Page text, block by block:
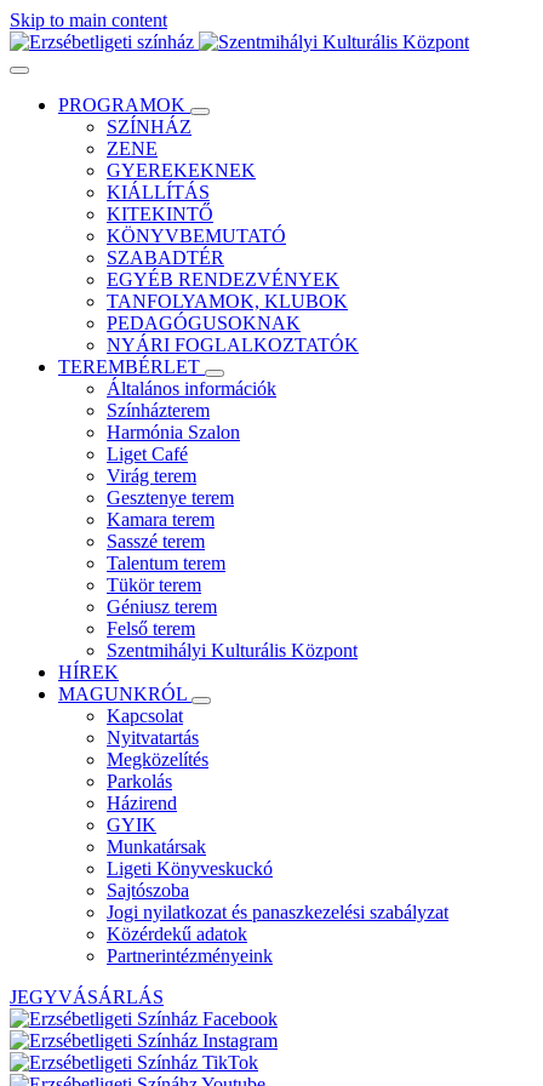
Skip to main content
PROGRAMOK
SZÍNHÁZ
ZENE
GYEREKEKNEK
KIÁLLÍTÁS
KITEKINTŐ
KÖNYVBEMUTATÓ
SZABADTÉR
EGYÉB RENDEZVÉNYEK
TANFOLYAMOK, KLUBOK
PEDAGÓGUSOKNAK
NYÁRI FOGLALKOZTATÓK
TEREMBÉRLET
Általános információk
Színházterem
Harmónia Szalon
Liget Café
Virág terem
Gesztenye terem
Kamara terem
Sasszé terem
Talentum terem
Tükör terem
Géniusz terem
Felső terem
Szentmihályi Kulturális Központ
HÍREK
MAGUNKRÓL
Kapcsolat
Nyitvatartás
Megközelítés
Parkolás
Házirend
GYIK
Munkatársak
Ligeti Könyveskuckó
Sajtószoba
Jogi nyilatkozat és panaszkezelési szabályzat
Közérdekű adatok
Partnerintézményeink
JEGYVÁSÁRLÁS